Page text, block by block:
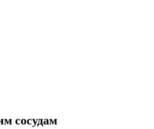
сосудам